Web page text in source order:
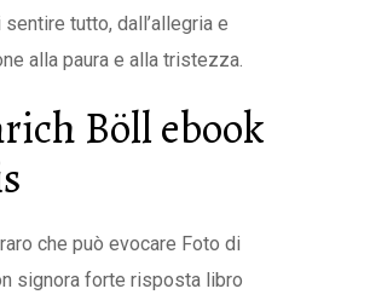
tutto, dall’allegria e
alla paura e alla tristezza.
Böll ebook
che può evocare Foto di
signora forte risposta libro